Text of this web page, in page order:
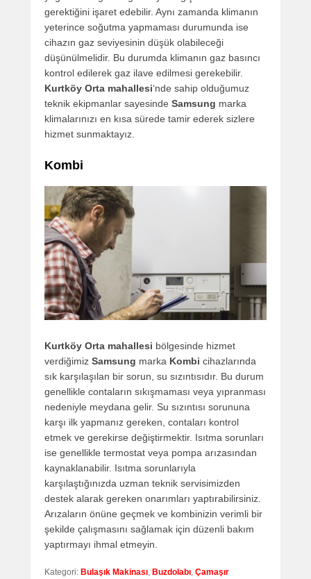
gerektiğini işaret edebilir. Aynı zamanda klimanın
yeterince soğutma yapmaması durumunda ise
cihazın gaz seviyesinin düşük olabileceği
düşünülmelidir. Bu durumda klimanın gaz basıncı
kontrol edilerek gaz ilave edilmesi gerekebilir.
Kurtköy Orta mahallesi‘nde sahip olduğumuz
teknik ekipmanlar sayesinde Samsung marka
klimalarınızı en kısa sürede tamir ederek sizlere
hizmet sunmaktayız.
Kombi
Kurtköy Orta mahallesi bölgesinde hizmet
verdiğimiz Samsung marka Kombi cihazlarında
sık karşılaşılan bir sorun, su sızıntısıdır. Bu durum
genellikle contaların sıkışmaması veya yıpranması
nedeniyle meydana gelir. Su sızıntısı sorununa
karşı ilk yapmanız gereken, contaları kontrol
etmek ve gerekirse değiştirmektir. Isıtma sorunları
ise genellikle termostat veya pompa arızasından
kaynaklanabilir. Isıtma sorunlarıyla
karşılaştığınızda uzman teknik servisimizden
destek alarak gereken onarımları yaptırabilirsiniz.
Arızaların önüne geçmek ve kombinizin verimli bir
şekilde çalışmasını sağlamak için düzenli bakım
yaptırmayı ihmal etmeyin.
Kategori: Bulaşık Makinası, Buzdolabı, Çamaşır